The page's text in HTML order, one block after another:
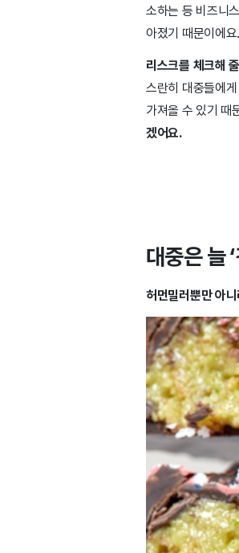
소하는 등 비즈니
아졌기 때문이에요.
리스크를 체크해
스란히 대중들에
가져올 수 있기 때
겠어요.
대중은 늘
허먼밀러뿐만 아